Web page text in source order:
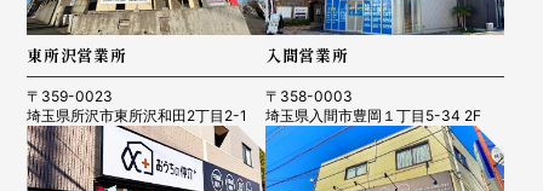
東所沢営業所
〒359-0023
埼玉県所沢市東所沢和田2丁目2-1
入間営業所
〒358-0003
埼玉県入間市豊岡１丁目5-34 2F